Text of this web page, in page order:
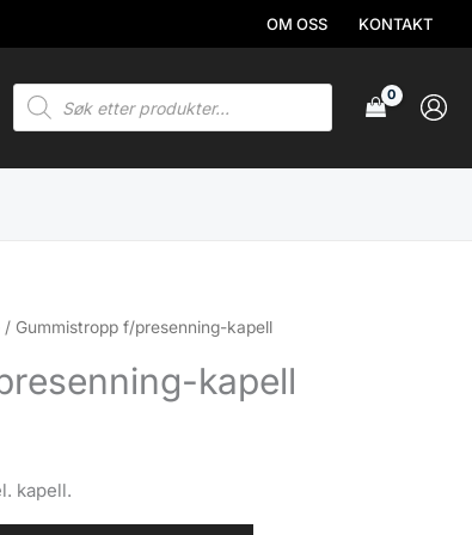
OM OSS KONTAKT
Products
search
/ Gummistropp f/presenning-kapell
kapell
kapell.